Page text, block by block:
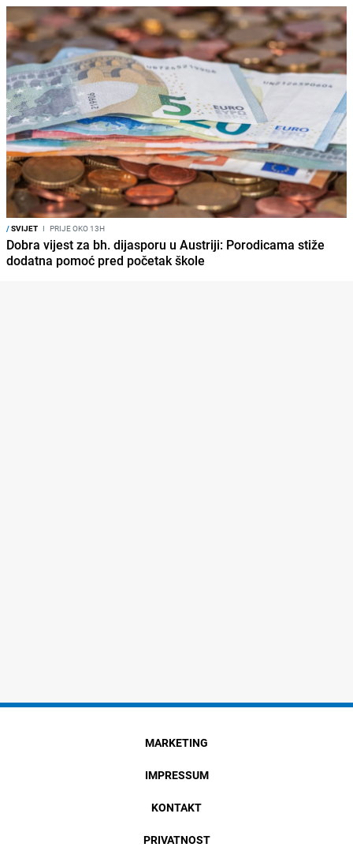
/SVIJET I PRIJE OKO 13H
Dobra vijest za bh. dijasporu u Austriji: Porodicama stiže
dodatna pomoć pred početak škole
MARKETING
IMPRESSUM
KONTAKT
PRIVATNOST